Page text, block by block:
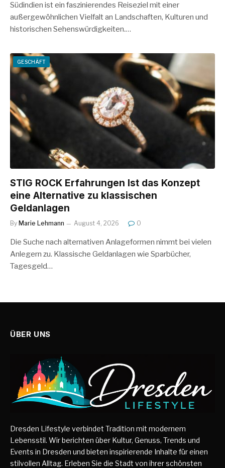
Südindien ist ein faszinierendes Reiseziel mit einer
außergewöhnlichen Vielfalt an Landschaften, Kulturen und
historischen Sehenswürdigkeiten.…
GESCHÄFT
STIG ROCK Erfahrungen Ist das Konzept
eine Alternative zu klassischen
Geldanlagen
By Marie Lehmann August 4, 2026 0
Die Suche nach alternativen Anlageformen nimmt bei vielen
Anlegern zu. Klassische Geldanlagen wie Sparbücher,
Tagesgeld…
ÜBER UNS
Dresden Lifestyle verbindet Tradition mit modernem
Lebensstil. Wir berichten über Kultur, Genuss, Trends und
Events in Dresden und bieten inspirierende Inhalte für einen
stilvollen Alltag. Erleben Sie die Stadt von ihrer schönsten